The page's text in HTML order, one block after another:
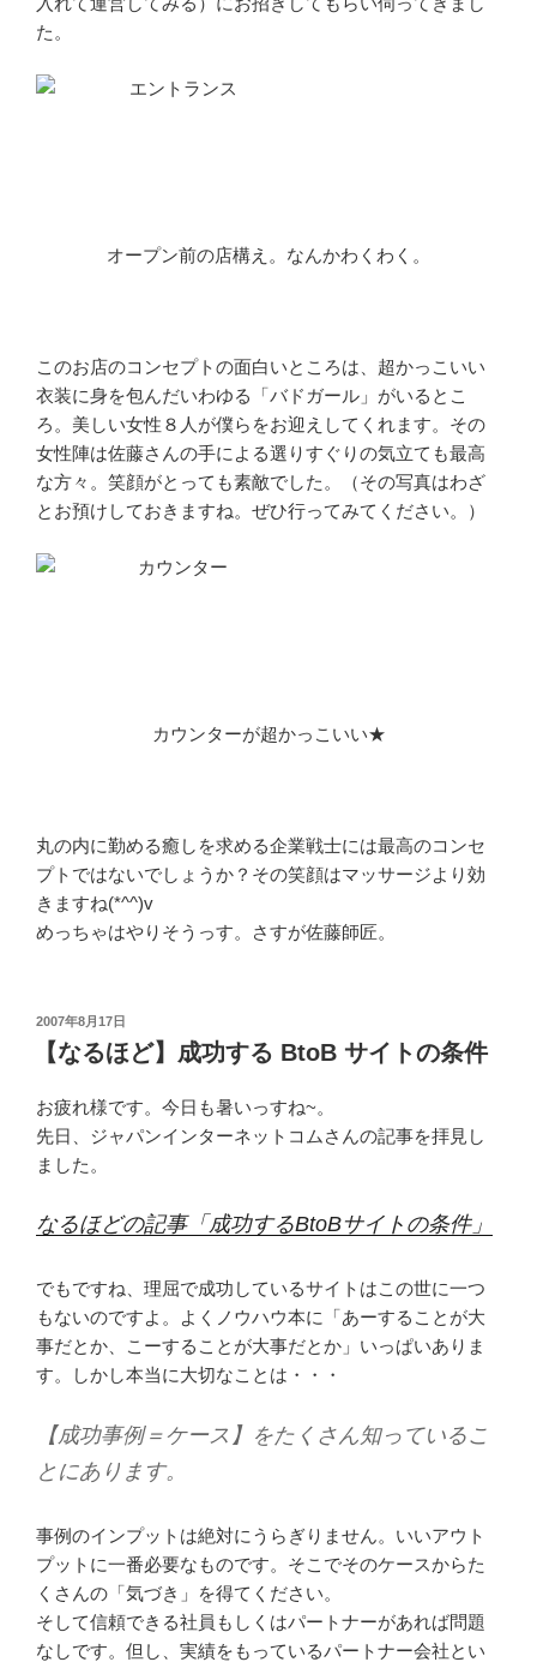
た。
オープン前の店構え。なんかわくわく。
このお店のコンセプトの面白いところは、超かっこいい
衣装に身を包んだいわゆる「バドガール」がいるとこ
ろ。美しい女性８人が僕らをお迎えしてくれます。その
女性陣は佐藤さんの手による選りすぐりの気立ても最高
な方々。笑顔がとっても素敵でした。（その写真はわざ
とお預けしておきますね。ぜひ行ってみてください。）
カウンターが超かっこいい★
丸の内に勤める癒しを求める企業戦士には最高のコンセ
プトではないでしょうか？その笑顔はマッサージより効
きますね(*^^)v
めっちゃはやりそうっす。さすが佐藤師匠。
投
日:
2007年8月17日
【なるほど】成功する BtoB サイトの条件
お疲れ様です。今日も暑いっすね~。
先日、ジャパンインターネットコムさんの記事を拝見し
ました。
なるほどの記事「成功するBtoBサイトの条件」
でもですね、理屈で成功しているサイトはこの世に一つ
もないのですよ。よくノウハウ本に「あーすることが大
事だとか、こーすることが大事だとか」いっぱいありま
す。しかし本当に大切なことは・・・
【成功事例＝ケース】をたくさん知っているこ
とにあります。
事例のインプットは絶対にうらぎりません。いいアウト
プットに一番必要なものです。そこでそのケースからた
くさんの「気づき」を得てください。
そして信頼できる社員もしくはパートナーがあれば問題
なしです。但し、実績をもっているパートナー会社とい